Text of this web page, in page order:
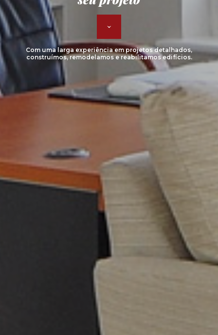
Com uma larga experiência em projetos detalhados,
construímos, remodelamos e reabilitamos edifícios.